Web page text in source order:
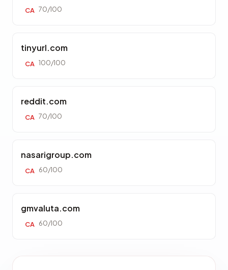
CA 70/100
tinyurl.com
CA 100/100
reddit.com
CA 70/100
nasarigroup.com
CA 60/100
gmvaluta.com
CA 60/100